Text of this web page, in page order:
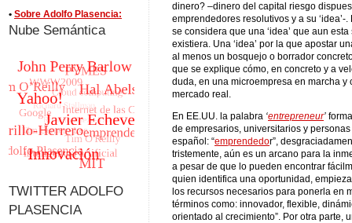
dinero? –dinero del capital riesgo
emprendedores resolutivos y a su ‘idea’-
se considera que una ‘idea’ que aun
existiera. Una ‘idea’ por la que apostar
al menos un bosquejo o borrador
que se explique cómo, en concreto y a
duda, en una microempresa en marcha
mercado real.
En EE.UU. la palabra ‘entrepreneur’
de empresarios, universitarios y
español: “emprendedor”,
tristemente, aún es un arcano para la
a pesar de que lo pueden encontrar
quien identifica una oportunidad,
los recursos necesarios para ponerla en
términos como: innovador, flexible,
orientado al crecimiento”. Por otra parte,
• Sobre Adolfo Plasencia:
Nube Semántica
TWITTER ADOLFO
PLASENCIA